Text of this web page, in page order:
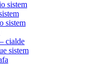
sistem
sistem
cialde
sistem